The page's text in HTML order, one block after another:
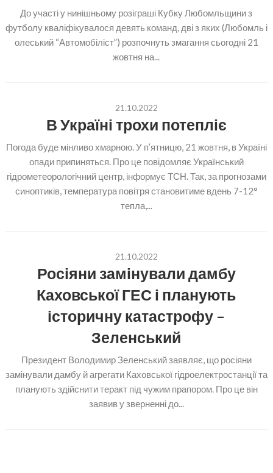
До участі у нинішньому розіграші Кубку Любомльщини з
футболу кваліфікувалося девять команд, дві з яких (Любомль і
олеський “Автомобіліст”) розпочнуть змагання сьогодні 21
жовтня на...
21.10.2022
В Україні трохи потепліє
Погода буде мінливо хмарною. У п’ятницю, 21 жовтня, в Україні
опади припиняться. Про це повідомляє Український
гідрометеорологічний центр, інформує ТСН. Так, за прогнозами
синоптиків, температура повітря становитиме вдень 7-12°
тепла,...
21.10.2022
Росіяни замінували дамбу
Каховської ГЕС і планують
історичну катастрофу –
Зеленський
Президент Володимир Зеленський заявляє, що росіяни
замінували дамбу й агрегати Каховської гідроелектростанції та
планують здійснити теракт під чужим прапором. Про це він
заявив у зверненні до...